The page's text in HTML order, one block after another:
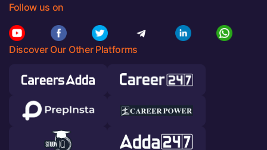
Follow us on
Discover Our Other Platforms